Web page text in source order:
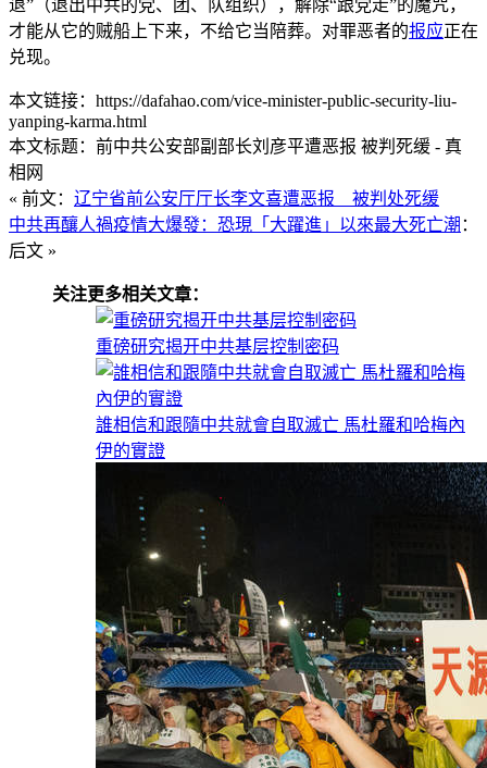
退”（退出中共的党、团、队组织），解除“跟党走”的魔咒，
才能从它的贼船上下来，不给它当陪葬。对罪恶者的报应正在
兑现。
本文链接：https://dafahao.com/vice-minister-public-security-liu-
yanping-karma.html
本文标题：前中共公安部副部长刘彦平遭恶报 被判死缓 - 真
相网
« 前文： 辽宁省前公安厅厅长李文喜遭恶报 被判处死缓
中共再釀人禍疫情大爆發：恐現「大躍進」以來最大死亡潮 ：
后文 »
关注更多相关文章：
重磅研究揭开中共基层控制密码
誰相信和跟隨中共就會自取滅亡 馬杜羅和哈梅內
伊的實證